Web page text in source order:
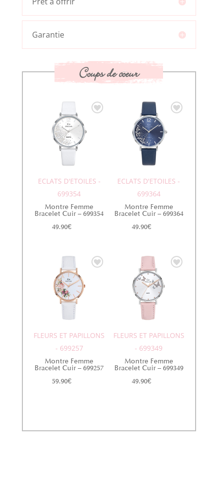
Garantie
Coups de coeur
ECLATS D'ETOILES -
699354
Montre Femme
Bracelet Cuir – 699354
49.90€
ECLATS D'ETOILES -
699364
Montre Femme
Bracelet Cuir – 699364
49.90€
FLEURS ET PAPILLONS
- 699257
Montre Femme
Bracelet Cuir – 699257
59.90€
FLEURS ET PAPILLONS
- 699349
Montre Femme
Bracelet Cuir – 699349
49.90€